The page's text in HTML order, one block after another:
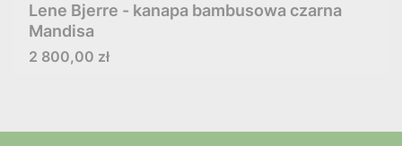
Lene Bjerre - kanapa bambusowa czarna
Mandisa
Cena
2 800,00 zł